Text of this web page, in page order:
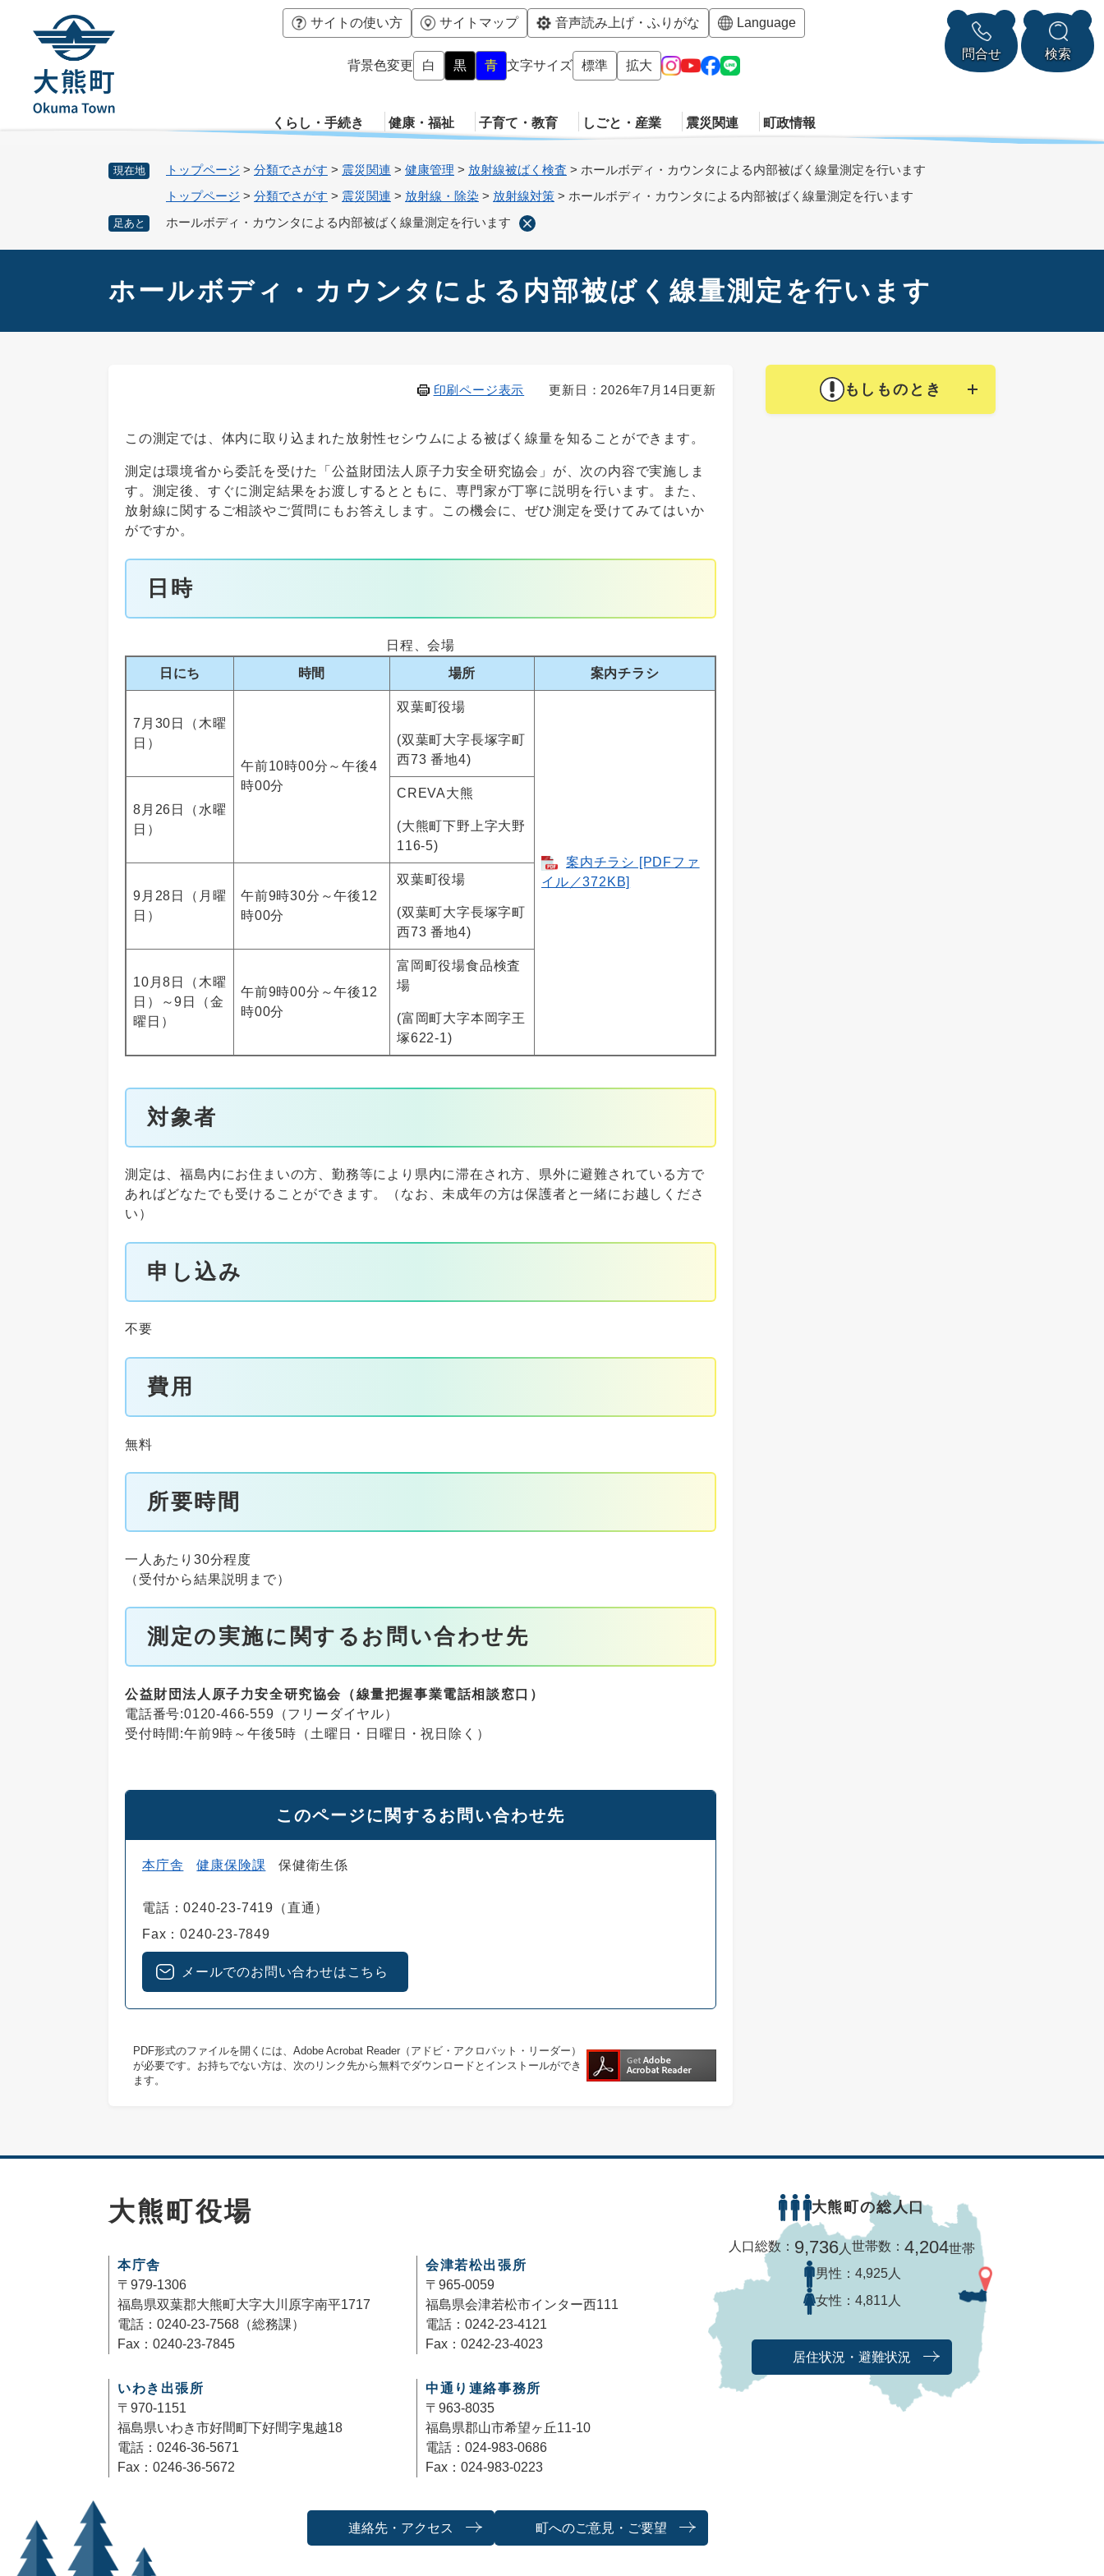
メニューを飛ばして本文へ
サイトの使い方 サイトマップ 音声読み上げ・ふりがな Language
背景色変更 白 黒 青 文字サイズ 標準 拡大
問合せ 検索
くらし・手続き 健康・福祉 子育て・教育 しごと・産業 震災関連 町政情報
現在地 トップページ > 分類でさがす > 震災関連 > 健康管理 > 放射線被ばく検査 > ホールボディ・カウンタによる内部被ばく線量測定を行います
トップページ > 分類でさがす > 震災関連 > 放射線・除染 > 放射線対策 > ホールボディ・カウンタによる内部被ばく線量測定を行います
足あと ホールボディ・カウンタによる内部被ばく線量測定を行います
ホールボディ・カウンタによる内部被ばく線量測定を行います
更新日：2026年7月14日更新
印刷ページ表示
この測定では、体内に取り込まれた放射性セシウムによる被ばく線量を知ることができます。
測定は環境省から委託を受けた「公益財団法人原子力安全研究協会」が、次の内容で実施しま
す。測定後、すぐに測定結果をお渡しするとともに、専門家が丁寧に説明を行います。また、
放射線に関するご相談やご質問にもお答えします。この機会に、ぜひ測定を受けてみてはいか
がですか。
日時
日程、会場
日にち
時間 場所 案内チラシ
7月30日（木曜
日）
午前10時00分～午後4
時00分
双葉町役場
(双葉町大字長塚字町
西73 番地4)
案内チラシ [PDFファ
イル／372KB]
8月26日（水曜
日）
CREVA大熊
(大熊町下野上字大野
116-5)
9月28日（月曜
日）
午前9時30分～午後12
時00分
双葉町役場
(双葉町大字長塚字町
西73 番地4)
10月8日（木曜
日）～9日（金
曜日）
午前9時00分～午後12
時00分
富岡町役場食品検査
場
(富岡町大字本岡字王
塚622-1)
対象者
測定は、福島内にお住まいの方、勤務等により県内に滞在され方、県外に避難されている方で
あればどなたでも受けることができます。（なお、未成年の方は保護者と一緒にお越しくださ
い）
申し込み
不要
費用
無料
所要時間
一人あたり30分程度
（受付から結果説明まで）
測定の実施に関するお問い合わせ先
公益財団法人原子力安全研究協会（線量把握事業電話相談窓口）
電話番号:0120-466-559（フリーダイヤル）
受付時間:午前9時～午後5時（土曜日・日曜日・祝日除く）
このページに関するお問い合わせ先
本庁舎 健康保険課 保健衛生係
電話：0240-23-7419（直通）
Fax：0240-23-7849
メールでのお問い合わせはこちら
PDF形式のファイルを開くには、Adobe Acrobat Reader（アドビ・アクロバット・リーダー）
が必要です。お持ちでない方は、次のリンク先から無料でダウンロードとインストールができ
ます。
もしものとき
大熊町役場
本庁舎
〒979-1306
福島県双葉郡大熊町大字大川原字南平1717
電話：0240-23-7568（総務課）
Fax：0240-23-7845
会津若松出張所
〒965-0059
福島県会津若松市インター西111
電話：0242-23-4121
Fax：0242-23-4023
いわき出張所
〒970-1151
福島県いわき市好間町下好間字鬼越18
電話：0246-36-5671
Fax：0246-36-5672
中通り連絡事務所
〒963-8035
福島県郡山市希望ヶ丘11-10
電話：024-983-0686
Fax：024-983-0223
連絡先・アクセス 町へのご意見・ご要望
大熊町の総人口
人口総数： 9,736 人 世帯数： 4,204世帯
男性： 4,925人
女性： 4,811人
居住状況・避難状況